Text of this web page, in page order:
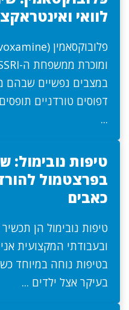
לוואי
במצבים נפשיים שבהם
דפוסים טורדניים
...
טיפות נובימול:
בפרצטמול
כאבים
טיפות נובימול הן
ובעבודתי המקצועית
בטיפות נוחה במיוחד
בעיקר אצל ילדים ...